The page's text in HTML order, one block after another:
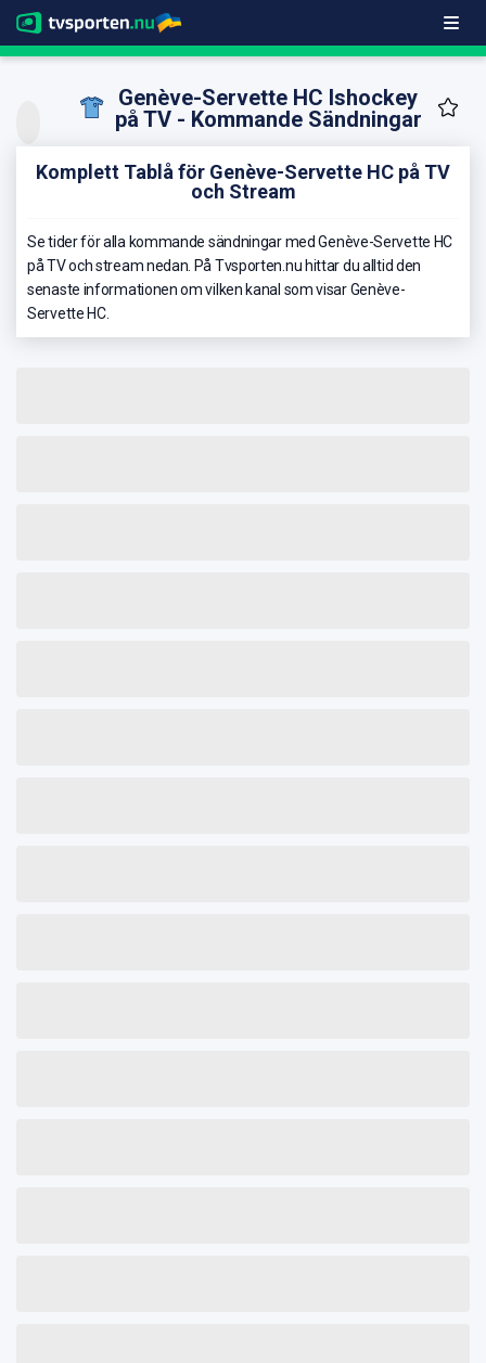
Genève-Servette HC Ishockey
på TV - Kommande Sändningar
Komplett Tablå för Genève-Servette HC på TV
och Stream
Se tider för alla kommande sändningar med Genève-Servette HC
på TV och stream nedan. På Tvsporten.nu hittar du alltid den
senaste informationen om vilken kanal som visar Genève-
Servette HC.